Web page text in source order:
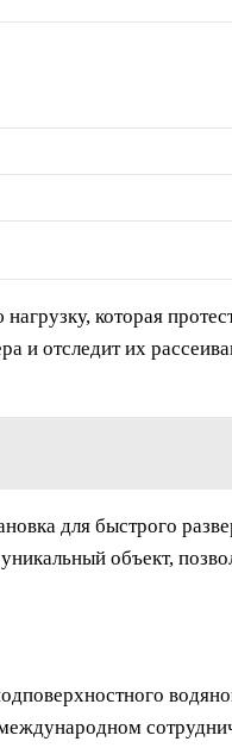
которая
и отследит их
для быстрого
объект,